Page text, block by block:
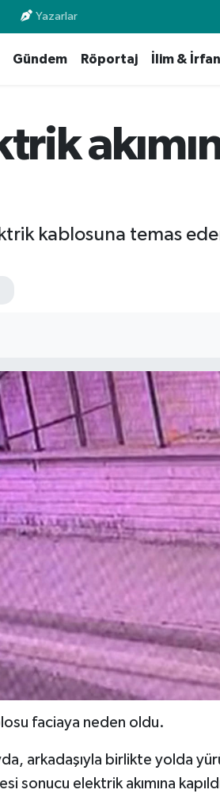
Yazarlar
Gündem Röportaj İlim & İrfan
kablosuna temas
faciaya neden oldu.
arkadaşıyla birlikte yolda
sonucu elektrik akımına